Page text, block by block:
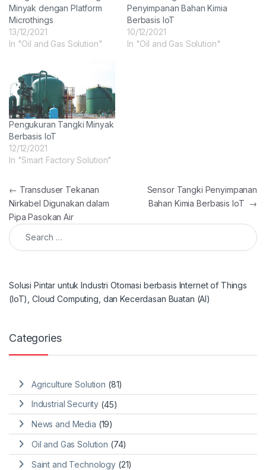
Minyak dengan Platform
Microthings
13/12/2021
In "Oil and Gas Solution"
Penyimpanan Bahan Kimia
Berbasis IoT
10/12/2021
In "Oil and Gas Solution"
Pengukuran Tangki Minyak
Berbasis IoT
12/12/2021
In "Smart Factory Solution"
Post navigation
← Transduser Tekanan
Nirkabel Digunakan dalam
Pipa Pasokan Air
Sensor Tangki Penyimpanan
Bahan Kimia Berbasis IoT →
Search for:
Solusi Pintar untuk Industri Otomasi berbasis Internet of Things
(IoT), Cloud Computing, dan Kecerdasan Buatan (AI)
Categories
Agriculture Solution (81)
Industrial Security (45)
News and Media (19)
Oil and Gas Solution (74)
Saint and Technology (21)